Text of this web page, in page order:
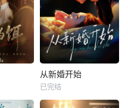
从新婚开始
已完结